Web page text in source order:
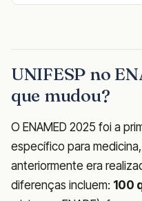
UNIFESP no
que mudou?
O ENAMED 2025 foi a
específico para
anteriormente era
diferenças incluem: 100